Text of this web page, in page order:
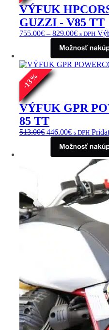
VÝFUK
GUZZI - V85 TT
755.00€ – 829.00€Price
755.00€
through
829.00€
s DPH
-
13
%
VÝFUK GPR
85 TT
513.00€ Pôvodná
cena
bola:
513.00€.
446.00€Aktuálna
je:
446.00€.
s DPH